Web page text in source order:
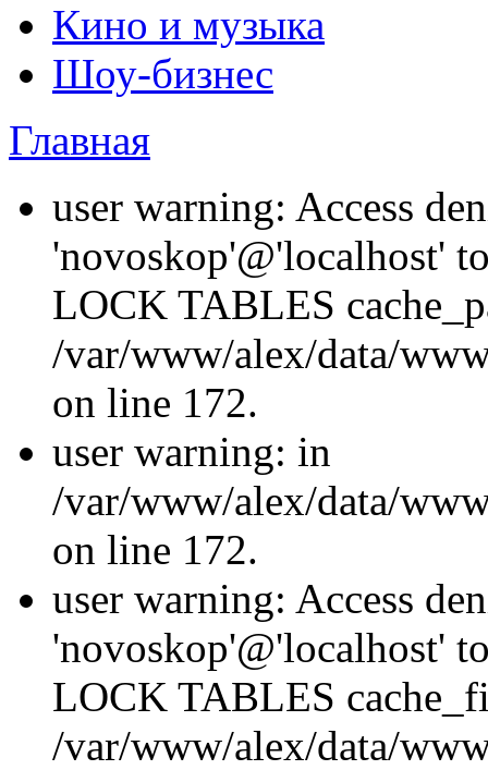
Кино и музыка
Шоу-бизнес
Главная
user warning: Access
'novoskop'@'localhost'
LOCK TABLES
/var/www/alex/data/
on line 172.
user warning: in
/var/www/alex/data/
on line 172.
user warning: Access
'novoskop'@'localhost'
LOCK TABLES
/var/www/alex/data/